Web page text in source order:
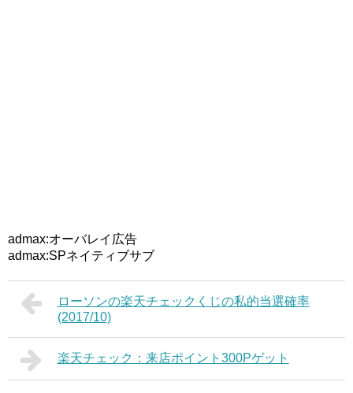
admax:オーバレイ広告
admax:SPネイティブサブ
ローソンの楽天チェックくじの私的当選確率
(2017/10)
楽天チェック：来店ポイント300Pゲット